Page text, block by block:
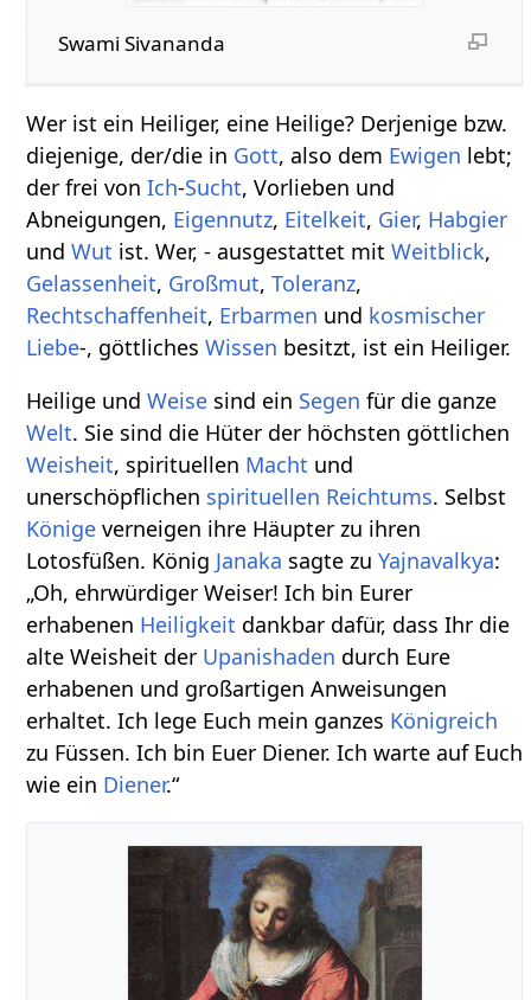
Swami Sivananda
Wer ist ein Heiliger, eine Heilige? Derjenige bzw.
diejenige, der/die in Gott, also dem Ewigen lebt;
der frei vonIch-Sucht, Vorlieben und
Abneigungen, Eigennutz, Eitelkeit, Gier, Habgier
undWut ist. Wer, - ausgestattet mitWeitblick,
Gelassenheit, Großmut,Toleranz,
Rechtschaffenheit, Erbarmen und kosmischer
Liebe-, göttlichesWissen besitzt, ist ein Heiliger.
Heilige undWeise sind ein Segen für die ganze
Welt. Sie sind die Hüter der höchsten göttlichen
Weisheit, spirituellen Macht und
unerschöpflichen spirituellen Reichtums. Selbst
Könige verneigen ihre Häupter zu ihren
Lotosfüßen. König Janaka sagte zuYajnavalkya:
„Oh, ehrwürdiger Weiser! Ich bin Eurer
erhabenen Heiligkeit dankbar dafür, dass Ihr die
alte Weisheit der Upanishaden durch Eure
erhabenen und großartigen Anweisungen
erhaltet. Ich lege Euch mein ganzes Königreich
zu Füssen. Ich bin Euer Diener. Ich warte auf Euch
wie ein Diener.“